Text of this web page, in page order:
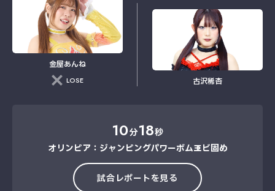
金屋あんね
LOSE 古沢稀杏
10分18秒
オリンピア：ジャンピングパワーボム→エビ固め
試合レポートを見る